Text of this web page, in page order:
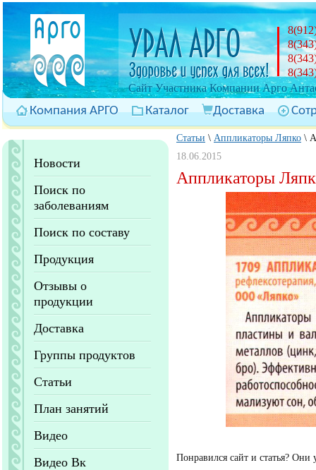
Cайт Участника Компании Арго
Компания АРГО Каталог Доставка
Новости
Поиск по
заболеваниям
Поиск по составу
Продукция
Отзывы о
продукции
Доставка
Группы продуктов
Статьи
План занятий
Видео
Видео Вк
Статьи \ Аппликаторы Ляпко \
18.06.2015
Аппликаторы
Понравился сайт и статья? Они